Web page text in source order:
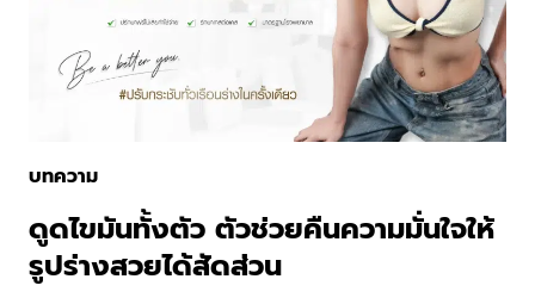
บทความ
ดูดไขมันทั้งตัว ตัวช่วยคืนความมั่นใจให้
รูปร่างสวยได้สัดส่วน